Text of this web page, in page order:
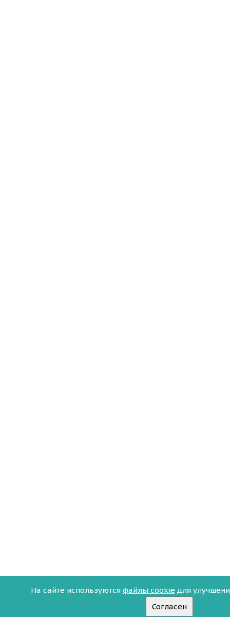
На сайте используются файлы cookieдля
Согласен